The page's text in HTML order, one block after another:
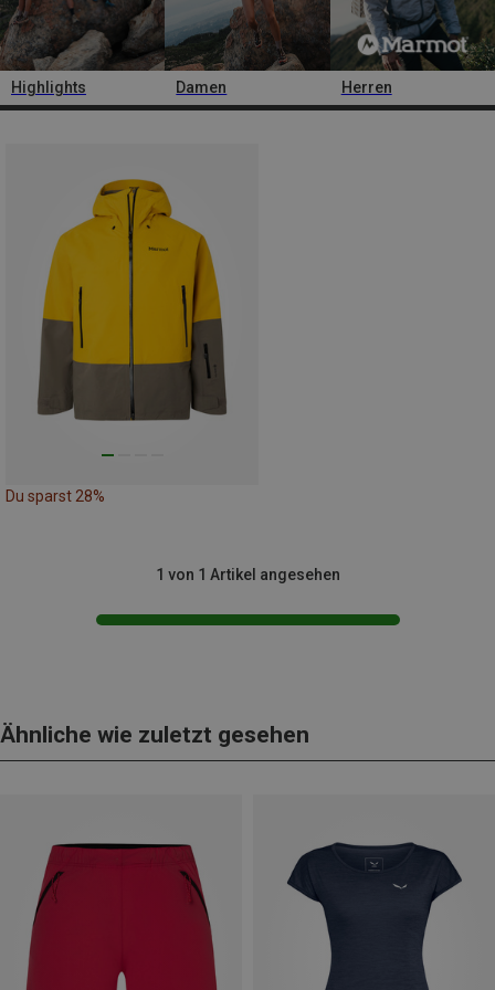
Highlights Damen Herren
Du sparst 28%
1 von 1 Artikel angesehen
Ähnliche wie zuletzt gesehen